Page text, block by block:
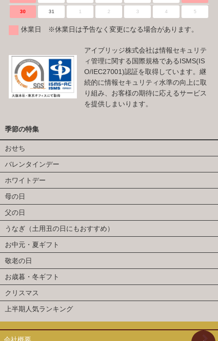
30 31 1 2 3 4 5
休業日 ※休業日は予告なく変更になる場合があります。
アイブリッジ株式会社は情報セキュリテ
ィ管理に関する国際規格であるISMS(IS
O/IEC27001)認証を取得しています。継
続的に情報セキュリティ水準の向上に取
り組み、お客様の期待に応えるサービス
を提供しまいります。
季節の特集
おせち
バレンタインデー
ホワイトデー
母の日
父の日
うなぎ（土用丑の日にもおすすめ）
お中元・夏ギフト
敬老の日
お歳暮・冬ギフト
クリスマス
上半期人気ランキング
会社概要